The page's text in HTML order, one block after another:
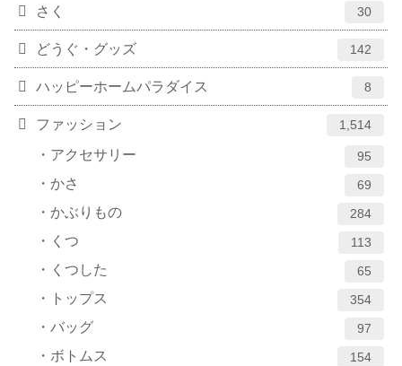
さく 30
どうぐ・グッズ 142
ハッピーホームパラダイス 8
ファッション 1,514
アクセサリー 95
かさ 69
かぶりもの 284
くつ 113
くつした 65
トップス 354
バッグ 97
ボトムス 154